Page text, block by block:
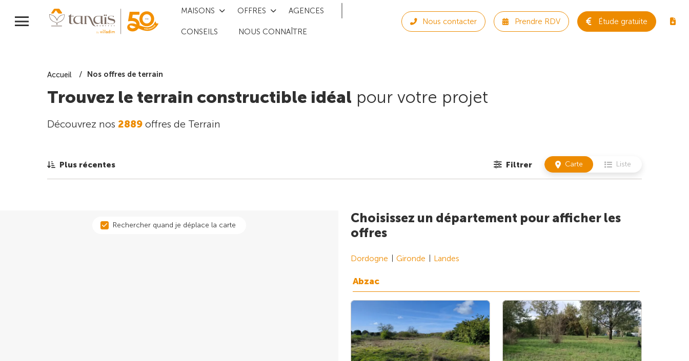
MAISONS OFFRES AGENCES
CONSEILS NOUS CONNAÎTRE
Nous contacter Prendre RDV Étude gratuite
Accueil Nos offres de terrain
Trouvez le terrain constructible idéal pour votre projet
Découvrez nos 2889 offres de Terrain
Plus récentes Filtrer Carte Liste
Rechercher quand je déplace la carte
Choisissez un département pour afficher les
offres
Dordogne Gironde Landes
Abzac